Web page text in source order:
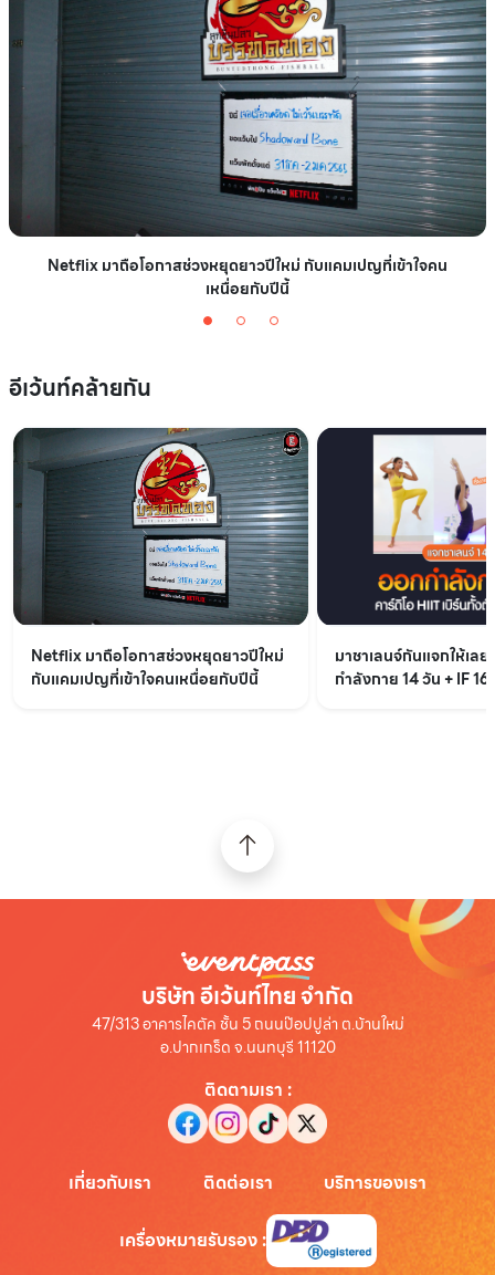
Netflix มาถือโอกาสช่วงหยุดยาวปีใหม่ กับแคมเปญที่เข้าใจคน
เหนื่อยกับปีนี้
อีเว้นท์คล้ายกัน
Netflix มาถือโอกาสช่วงหยุดยาวปีใหม่
กับแคมเปญที่เข้าใจคนเหนื่อยกับปีนี้
มาชาเลนจ์กันแจกให้เล
กำลังกาย 14 วัน + IF
บริษัท อีเว้นท์ไทย จำกัด
47/313 อาคารไคตัค ชั้น 5 ถนนป๊อปปูล่า ต.บ้านใหม่
อ.ปากเกร็ด จ.นนทบุรี 11120
ติดตามเรา :
เกี่ยวกับเรา ติดต่อเรา บริการของเรา
เครื่องหมายรับรอง: